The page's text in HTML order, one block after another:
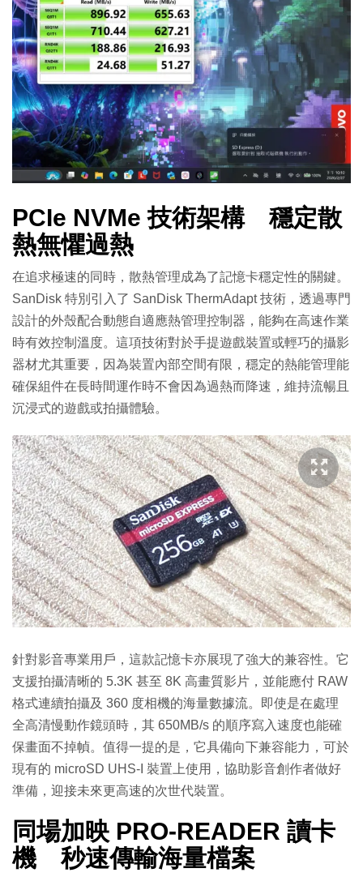
PCIe NVMe 技術架構 穩定散
熱無懼過熱
在追求極速的同時，散熱管理成為了記憶卡穩定性的關鍵。
SanDisk 特別引入了 SanDisk ThermAdapt 技術，透過專門
設計的外殼配合動態自適應熱管理控制器，能夠在高速作業
時有效控制溫度。這項技術對於手提遊戲裝置或輕巧的攝影
器材尤其重要，因為裝置內部空間有限，穩定的熱能管理能
確保組件在長時間運作時不會因為過熱而降速，維持流暢且
沉浸式的遊戲或拍攝體驗。
針對影音專業用戶，這款記憶卡亦展現了強大的兼容性。它
支援拍攝清晰的 5.3K 甚至 8K 高畫質影片，並能應付 RAW
格式連續拍攝及 360 度相機的海量數據流。即使是在處理
全高清慢動作鏡頭時，其 650MB/s 的順序寫入速度也能確
保畫面不掉幀。值得一提的是，它具備向下兼容能力，可於
現有的 microSD UHS-I 裝置上使用，協助影音創作者做好
準備，迎接未來更高速的次世代裝置。
同場加映 PRO-READER 讀卡
機 秒速傳輸海量檔案